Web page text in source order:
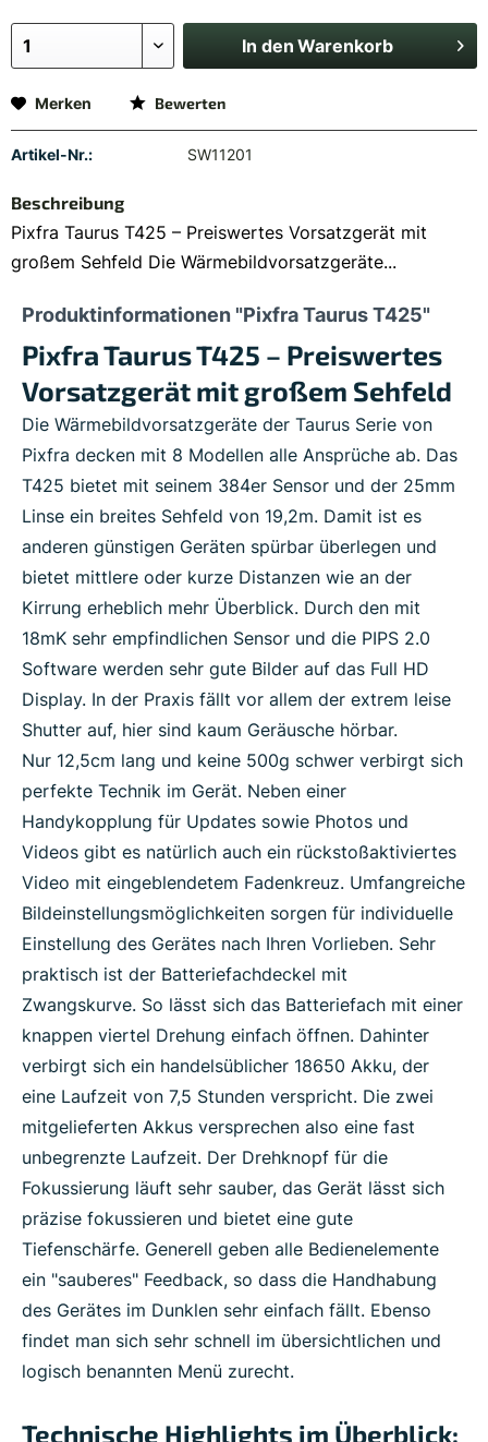
In den Warenkorb
Merken Bewerten
Artikel-Nr.: SW11201
Beschreibung
Pixfra Taurus T425 – Preiswertes Vorsatzgerät mit
großem Sehfeld Die Wärmebildvorsatzgeräte...
Produktinformationen "Pixfra Taurus T425"
Pixfra Taurus T425 – Preiswertes
Vorsatzgerät mit großem Sehfeld
Die Wärmebildvorsatzgeräte der Taurus Serie von
Pixfra decken mit 8 Modellen alle Ansprüche ab. Das
T425 bietet mit seinem 384er Sensor und der 25mm
Linse ein breites Sehfeld von 19,2m. Damit ist es
anderen günstigen Geräten spürbar überlegen und
bietet mittlere oder kurze Distanzen wie an der
Kirrung erheblich mehr Überblick. Durch den mit
18mK sehr empfindlichen Sensor und die PIPS 2.0
Software werden sehr gute Bilder auf das Full HD
Display. In der Praxis fällt vor allem der extrem leise
Shutter auf, hier sind kaum Geräusche hörbar.
Nur 12,5cm lang und keine 500g schwer verbirgt sich
perfekte Technik im Gerät. Neben einer
Handykopplung für Updates sowie Photos und
Videos gibt es natürlich auch ein rückstoßaktiviertes
Video mit eingeblendetem Fadenkreuz. Umfangreiche
Bildeinstellungsmöglichkeiten sorgen für individuelle
Einstellung des Gerätes nach Ihren Vorlieben. Sehr
praktisch ist der Batteriefachdeckel mit
Zwangskurve. So lässt sich das Batteriefach mit einer
knappen viertel Drehung einfach öffnen. Dahinter
verbirgt sich ein handelsüblicher 18650 Akku, der
eine Laufzeit von 7,5 Stunden verspricht. Die zwei
mitgelieferten Akkus versprechen also eine fast
unbegrenzte Laufzeit. Der Drehknopf für die
Fokussierung läuft sehr sauber, das Gerät lässt sich
präzise fokussieren und bietet eine gute
Tiefenschärfe. Generell geben alle Bedienelemente
ein "sauberes" Feedback, so dass die Handhabung
des Gerätes im Dunklen sehr einfach fällt. Ebenso
findet man sich sehr schnell im übersichtlichen und
logisch benannten Menü zurecht.
Technische Highlights im Überblick: